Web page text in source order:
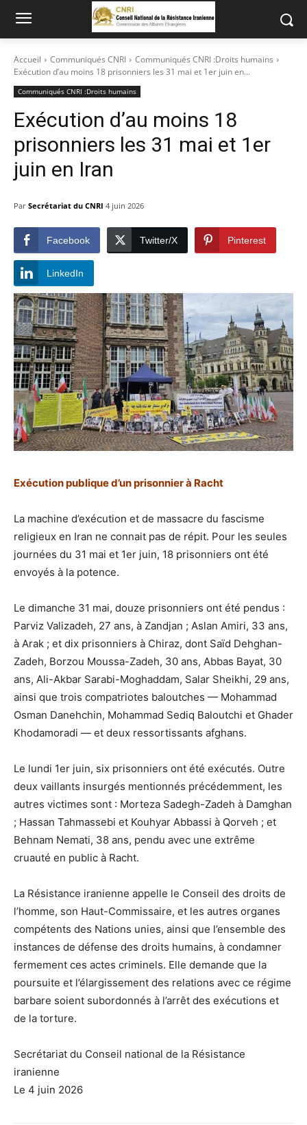
Accueil Communiqués CNRI
Communiqués CNRI :Droits humains
Exécution d’au moins 18 prisonniers les 31 mai et 1er juin en...
Communiqués CNRI :Droits humains
Exécution d’au moins 18
prisonniers les 31 mai et 1er
juin en Iran
Par Secrétariat du CNRI 4 juin 2026
Facebook Twitter/X Pinterest
LinkedIn
Exécution publique d’un prisonnier à Racht
La machine d’exécution et de massacre du fascisme
religieux en Iran ne connait pas de répit. Pour les seules
journées du 31 mai et 1er juin, 18 prisonniers ont été
envoyés à la potence.
Le dimanche 31 mai, douze prisonniers ont été pendus :
Parviz Valizadeh, 27 ans, à Zandjan ; Aslan Amiri, 33 ans,
à Arak ; et dix prisonniers à Chiraz, dont Saïd Dehghan-
Zadeh, Borzou Moussa-Zadeh, 30 ans, Abbas Bayat, 30
ans, Ali-Akbar Sarabi-Moghaddam, Salar Sheikhi, 29 ans,
ainsi que trois compatriotes baloutches — Mohammad
Osman Danehchin, Mohammad Sediq Baloutchi et Ghader
Khodamoradi — et deux ressortissants afghans.
Le lundi 1er juin, six prisonniers ont été exécutés. Outre
deux vaillants insurgés mentionnés précédemment, les
autres victimes sont : Morteza Sadegh-Zadeh à Damghan
; Hassan Tahmassebi et Kouhyar Abbassi à Qorveh ; et
Behnam Nemati, 38 ans, pendu avec une extrême
cruauté en public à Racht.
La Résistance iranienne appelle le Conseil des droits de
l’homme, son Haut-Commissaire, et les autres organes
compétents des Nations unies, ainsi que l’ensemble des
instances de défense des droits humains, à condamner
fermement ces actes criminels. Elle demande que la
poursuite et l’élargissement des relations avec ce régime
barbare soient subordonnés à l’arrêt des exécutions et
de la torture.
Secrétariat du Conseil national de la Résistance
iranienne
Le 4 juin 2026